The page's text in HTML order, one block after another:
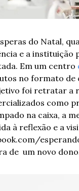
do Natal,
e a
Em um centro
no formato de
foi retratar a
como
na caixa, a
à reflexão e a
de  um novo